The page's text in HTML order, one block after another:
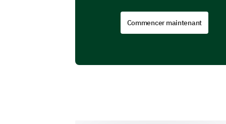
Commencer maintenant